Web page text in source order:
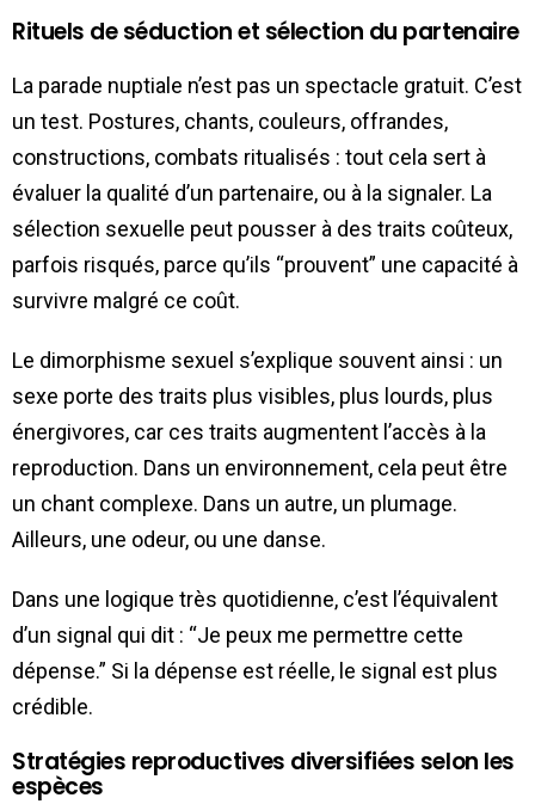
Rituels de séduction et sélection du partenaire
La parade nuptiale n’est pas un spectacle gratuit. C’est
un test. Postures, chants, couleurs, offrandes,
constructions, combats ritualisés : tout cela sert à
évaluer la qualité d’un partenaire, ou à la signaler. La
sélection sexuelle peut pousser à des traits coûteux,
parfois risqués, parce qu’ils “prouvent” une capacité à
survivre malgré ce coût.
Le dimorphisme sexuel s’explique souvent ainsi : un
sexe porte des traits plus visibles, plus lourds, plus
énergivores, car ces traits augmentent l’accès à la
reproduction. Dans un environnement, cela peut être
un chant complexe. Dans un autre, un plumage.
Ailleurs, une odeur, ou une danse.
Dans une logique très quotidienne, c’est l’équivalent
d’un signal qui dit : “Je peux me permettre cette
dépense.” Si la dépense est réelle, le signal est plus
crédible.
Stratégies reproductives diversifiées selon les
espèces